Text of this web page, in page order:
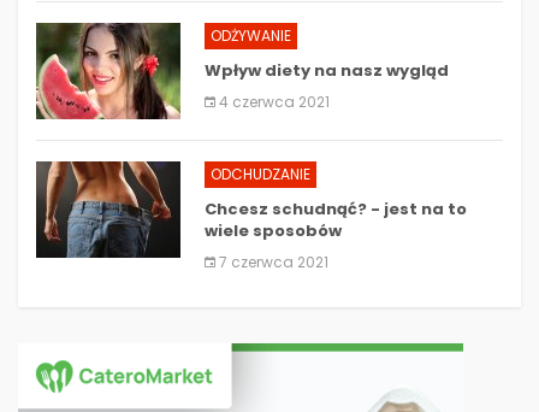
ODŻYWANIE
Wpływ diety na nasz wygląd
4 czerwca 2021
ODCHUDZANIE
Chcesz schudnąć? - jest na to
wiele sposobów
7 czerwca 2021